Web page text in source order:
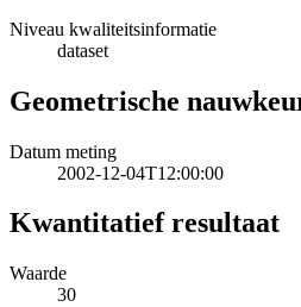
Niveau kwaliteitsinformatie
dataset
Geometrische
Datum meting
2002-12-04T12:00:00
Kwantitatief resultaat
Waarde
30